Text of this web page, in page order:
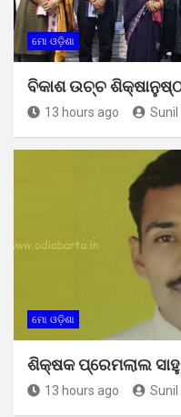
ମୋ ଓଡ଼ିଶା
ବିକାଶ ଉଚ୍ଚ
13 hours ago
ମୋ ଓଡ଼ିଶା
ଶିକ୍ଷକ ପ୍ରେମଲାଲ
13 hours ago